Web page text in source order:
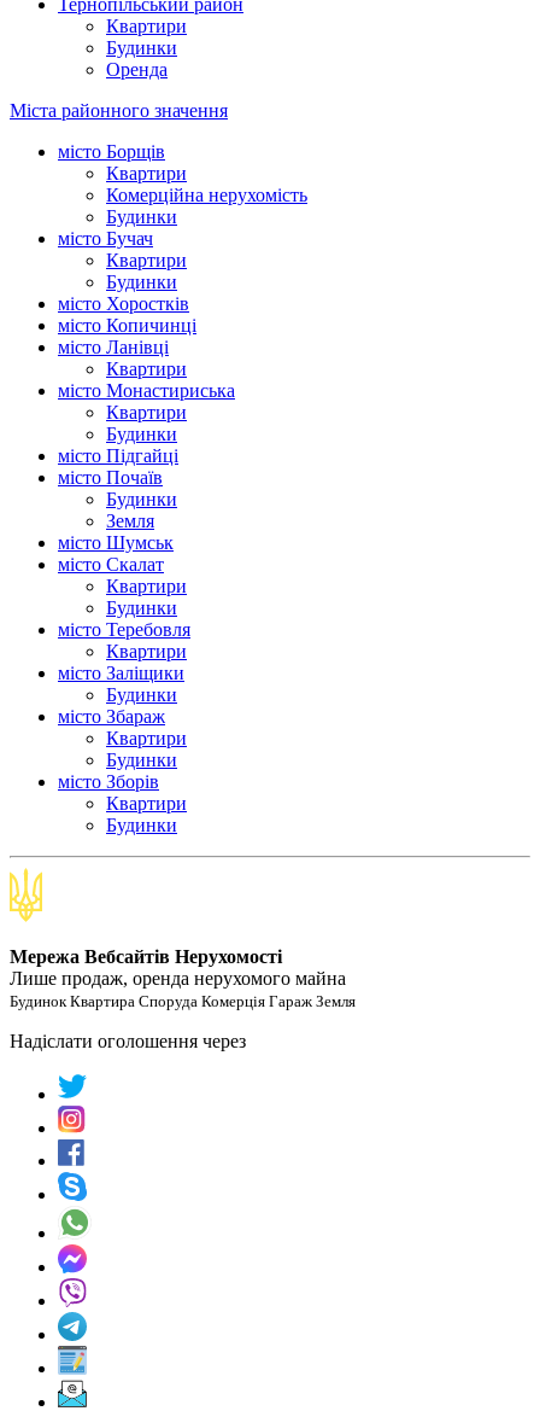
Тернопільський район
Квартири
Будинки
Оренда
Міста районного значення
місто Борщів
Квартири
Комерційна нерухомість
Будинки
місто Бучач
Квартири
Будинки
місто Хоростків
місто Копичинці
місто Ланівці
Квартири
місто Монастириська
Квартири
Будинки
місто Підгайці
місто Почаїв
Будинки
Земля
місто Шумськ
місто Скалат
Квартири
Будинки
місто Теребовля
Квартири
місто Залiщики
Будинки
місто Збараж
Квартири
Будинки
місто Зборів
Квартири
Будинки
Мережа Вебсайтів Нерухомості
Лише продаж, оренда нерухомого майна
Будинок Квартира Споруда Комерція Гараж Земля
Надіслати оголошення через